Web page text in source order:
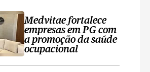
Medvitae fortalece
empresas em PG com
a promoção da saúde
ocupacional